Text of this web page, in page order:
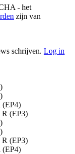
- het
zijn van
schrijven. Log in
(EP4)
R (EP3)
R (EP3)
(EP4)